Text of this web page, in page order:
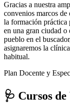
Gracias a nuestra
convenios marcos
la formación práctica
en una gran ciudad
pueblo en el
asignaremos la
habitual.
Plan Docente y
🩺 Cursos